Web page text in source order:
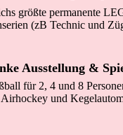
größte permanente
(zB Technic und
Ausstellung &
für 2, 4 und 8
und